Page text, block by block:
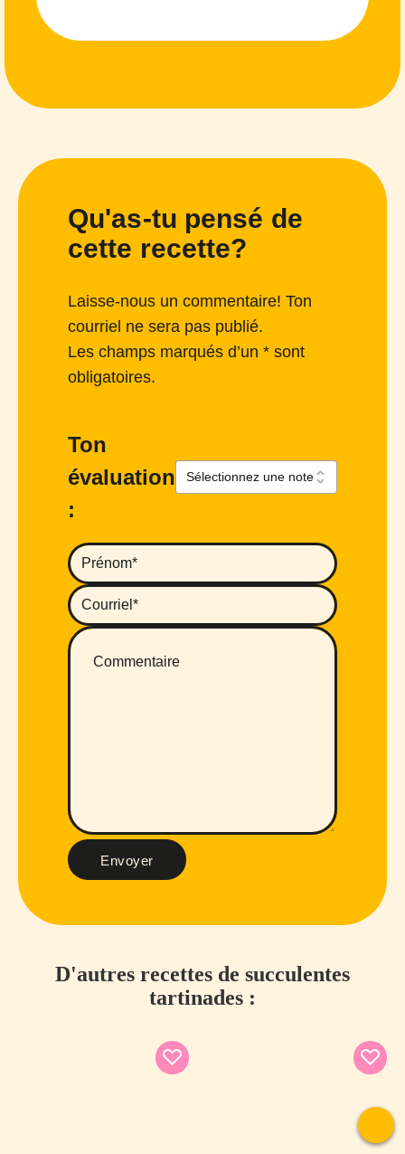
Qu'as-tu pensé de
cette recette?
Laisse-nous un commentaire! Ton
courriel ne sera pas publié.
Les champs marqués d’un * sont
obligatoires.
Ton
évaluation
:
Envoyer
D'autres recettes de succulentes
tartinades :